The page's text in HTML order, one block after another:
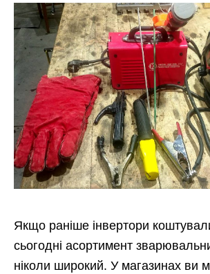
Якщо раніше інвертори
сьогодні асортимент
ніколи широкий. У магазинах ви